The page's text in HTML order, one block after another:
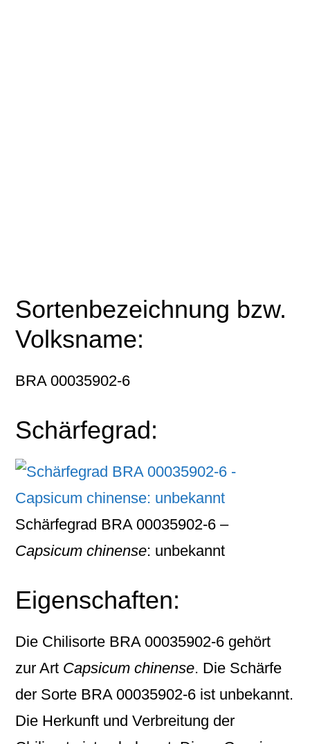
Sortenbezeichnung bzw.
Volksname:
BRA 00035902-6
Schärfegrad:
Schärfegrad BRA 00035902-6 –
Capsicum chinense: unbekannt
Eigenschaften:
Die Chilisorte BRA 00035902-6 gehört
zur Art Capsicum chinense. Die Schärfe
der Sorte BRA 00035902-6 ist unbekannt.
Die Herkunft und Verbreitung der